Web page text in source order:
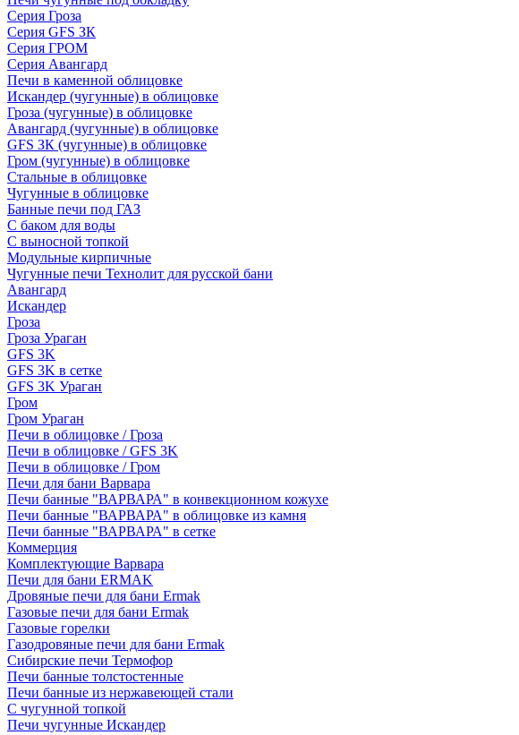
Серия Гроза
Серия GFS ЗК
Серия ГРОМ
Серия Авангард
Печи в каменной облицовке
Искандер (чугунные) в облицовке
Гроза (чугунные) в облицовке
Авангард (чугунные) в облицовке
GFS ЗК (чугунные) в облицовке
Гром (чугунные) в облицовке
Стальные в облицовке
Чугунные в облицовке
Банные печи под ГАЗ
С баком для воды
С выносной топкой
Модульные кирпичные
Чугунные печи Технолит для русской бани
Авангард
Искандер
Гроза
Гроза Ураган
GFS 3K
GFS 3K в сетке
GFS 3K Ураган
Гром
Гром Ураган
Печи в облицовке / Гроза
Печи в облицовке / GFS 3K
Печи в облицовке / Гром
Печи для бани Варвара
Печи банные "ВАРВАРА" в конвекционном кожухе
Печи банные "ВАРВАРА" в облицовке из камня
Печи банные "ВАРВАРА" в сетке
Коммерция
Комплектующие Варвара
Печи для бани ERMAK
Дровяные печи для бани Ermak
Газовые печи для бани Ermak
Газовые горелки
Газодровяные печи для бани Ermak
Сибирские печи Термофор
Печи банные толстостенные
Печи банные из нержавеющей стали
С чугунной топкой
Печи чугунные Искандер